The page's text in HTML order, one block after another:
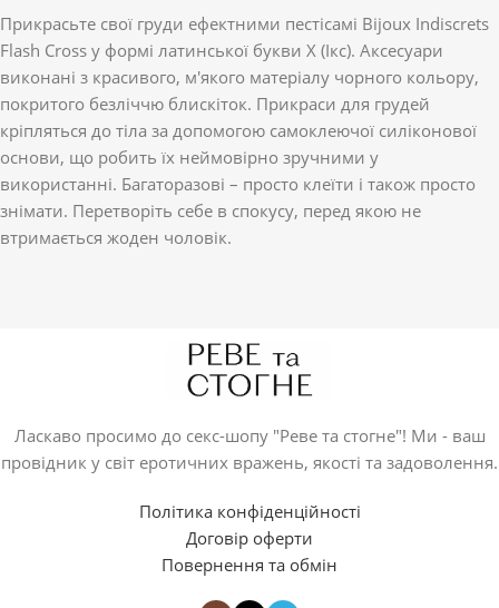
Прикрасьте свої груди ефектними пестісамі Bijoux Indiscrets
Flash Cross у формі латинської букви X (Ікс). Аксесуари
виконані з красивого, м'якого матеріалу чорного кольору,
покритого безліччю блискіток. Прикраси для грудей
кріпляться до тіла за допомогою самоклеючої силіконової
основи, що робить їх неймовірно зручними у
використанні. Багаторазові – просто клеїти і також просто
знімати. Перетворіть себе в спокусу, перед якою не
втримається жоден чоловік.
Ласкаво просимо до секс-шопу "Реве та стогне"! Ми - ваш
провідник у світ еротичних вражень, якості та задоволення.
Політика конфіденційності
Договір оферти
Повернення та обмін